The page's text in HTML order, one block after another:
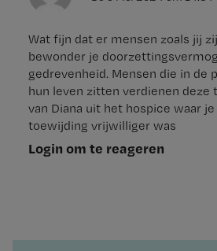
Wat fijn dat er mensen zoals jij
bewonder je
gedrevenheid. Mensen die in de
hun leven zitten verdienen deze
van Diana uit het hospice waar
toewijding vrijwilliger was
Login om te reageren